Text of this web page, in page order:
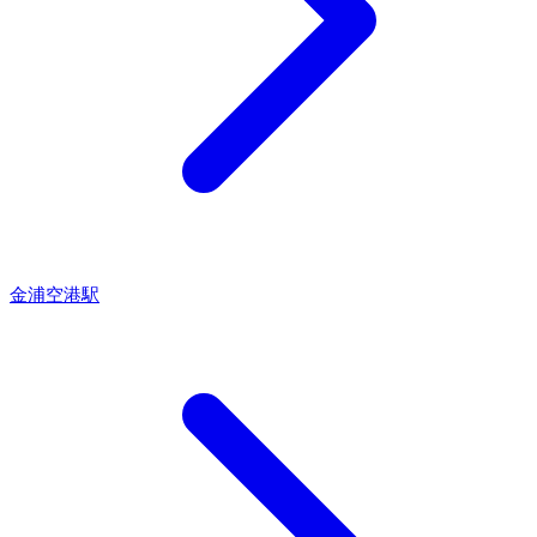
金浦空港駅